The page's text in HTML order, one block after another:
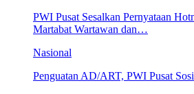
PWI Pusat Sesalkan Pernyataan
Martabat Wartawan dan…
Nasional
Penguatan AD/ART, PWI Pusat